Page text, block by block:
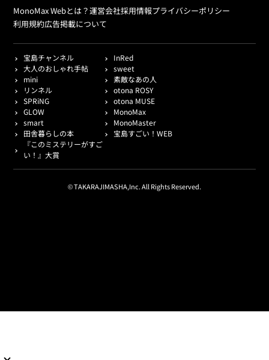
MonoMax Webとは？運営会社採用情報プライバシーポリシー
利用規約広告掲載について
宝島チャンネル
InRed
大人のおしゃれ手帖
sweet
mini
素敵なあの人
リンネル
otona ROSY
SPRiNG
otona MUSE
GLOW
MonoMax
smart
MonoMaster
田舎暮らしの本
宝島すごい！WEB
『このミステリーがすご
い！』大賞
© TAKARAJIMASHA,Inc. All Rights Reserved.